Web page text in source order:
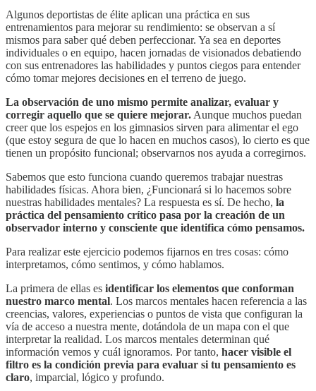
Algunos deportistas de élite aplican una práctica en sus
entrenamientos para mejorar su rendimiento: se observan a sí
mismos para saber qué deben perfeccionar. Ya sea en deportes
individuales o en equipo, hacen jornadas de visionados debatiendo
con sus entrenadores las habilidades y puntos ciegos para entender
cómo tomar mejores decisiones en el terreno de juego.
La observación de uno mismo permite analizar, evaluar y
corregir aquello que se quiere mejorar. Aunque muchos puedan
creer que los espejos en los gimnasios sirven para alimentar el ego
(que estoy segura de que lo hacen en muchos casos), lo cierto es que
tienen un propósito funcional; observarnos nos ayuda a corregirnos.
Sabemos que esto funciona cuando queremos trabajar nuestras
habilidades físicas. Ahora bien, ¿Funcionará si lo hacemos sobre
nuestras habilidades mentales? La respuesta es sí. De hecho, la
práctica del pensamiento crítico pasa por la creación de un
observador interno y consciente que identifica cómo pensamos.
Para realizar este ejercicio podemos fijarnos en tres cosas: cómo
interpretamos, cómo sentimos, y cómo hablamos.
La primera de ellas es identificar los elementos que conforman
nuestro marco mental. Los marcos mentales hacen referencia a las
creencias, valores, experiencias o puntos de vista que configuran la
vía de acceso a nuestra mente, dotándola de un mapa con el que
interpretar la realidad. Los marcos mentales determinan qué
información vemos y cuál ignoramos. Por tanto, hacer visible el
filtro es la condición previa para evaluar si tu pensamiento es
claro, imparcial, lógico y profundo.